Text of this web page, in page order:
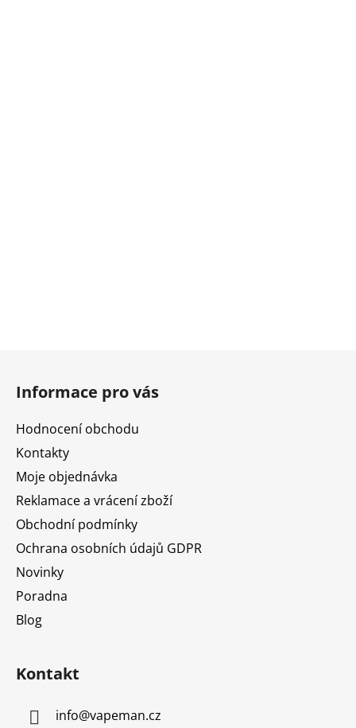
Informace pro vás
Hodnocení obchodu
Kontakty
Moje objednávka
Reklamace a vrácení zboží
Obchodní podmínky
Ochrana osobních údajů GDPR
Novinky
Poradna
Blog
Kontakt
info@vapeman.cz